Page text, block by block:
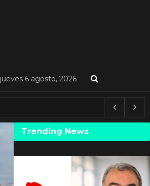
jueves 6 agosto, 2026
Trending News